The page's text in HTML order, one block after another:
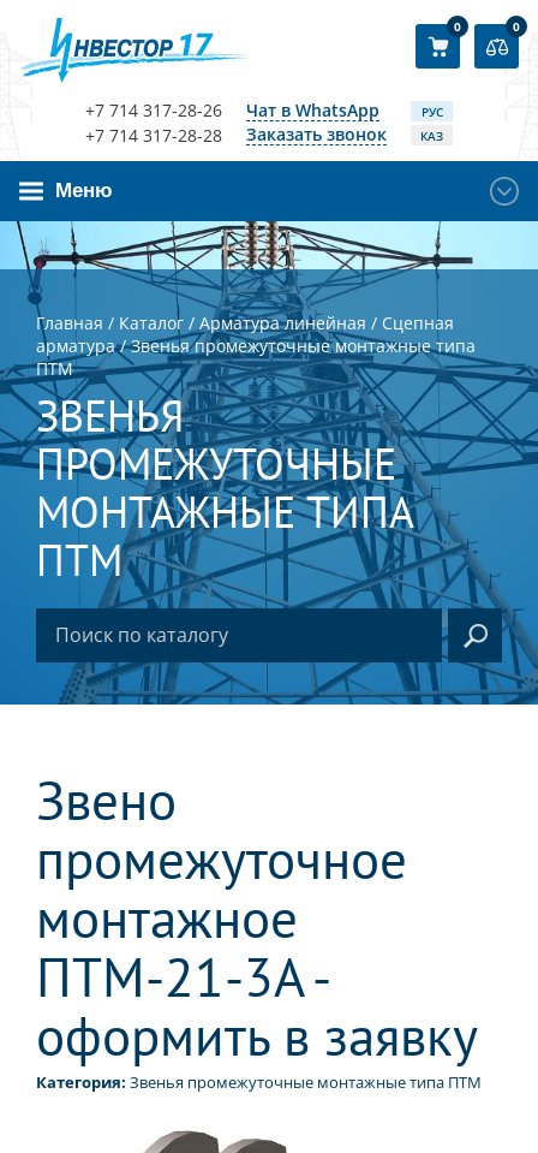
+7 714 317-28-26
+7 714 317-28-28
Чат в WhatsApp
Заказать звонок
РУС
КАЗ
0 0
Меню
Главная / Каталог / Арматура линейная / Сцепная
арматура/Звенья промежуточные монтажные типа
ПТМ
ЗВЕНЬЯ
ПРОМЕЖУТОЧНЫЕ
МОНТАЖНЫЕ ТИПА
ПТМ
Звено
промежуточное
монтажное
ПТМ-21-3А -
оформить в заявку
Категория: Звенья промежуточные монтажные типа ПТМ